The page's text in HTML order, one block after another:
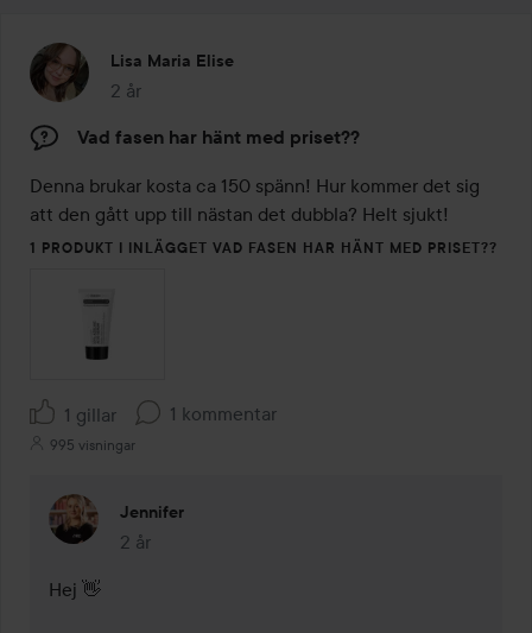
Lisa Maria Elise
2 år
Inlägget skapades 2 år
Vad fasen har hänt med priset??
Denna brukar kosta ca 150 spänn! Hur kommer det sig
att den gått upp till nästan det dubbla? Helt sjukt!
1 PRODUKT I INLÄGGET VAD FASEN HAR HÄNT MED PRISET??
1 gillar 1 kommentar
995 visningar
Jennifer
2 år
Kommentaren lades 2 år
Hej 👋